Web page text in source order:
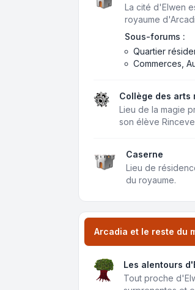
La cité d'Elwen
royaume
Sous-forums :
Quartier
Commerces,
Collège des arts
Lieu de la magie
son élève
Caserne
Lieu de
du royaume.
Arcadia et le reste du
Les alentours
Tout proche